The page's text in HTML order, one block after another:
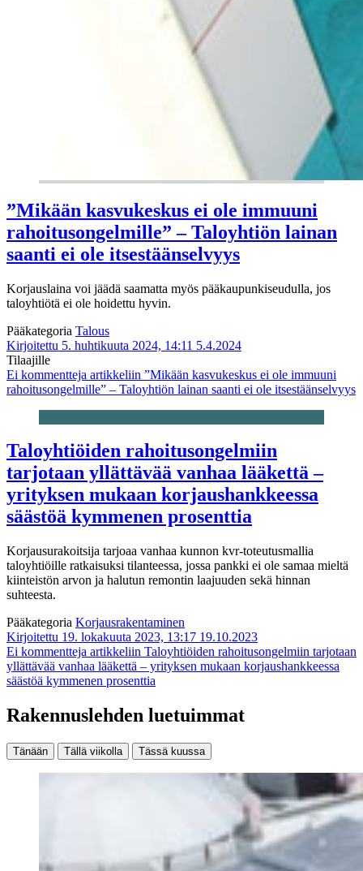
”Mikään kasvukeskus ei ole immuuni
rahoitusongelmille” – Taloyhtiön lainan
saanti ei ole itsestäänselvyys
Korjauslaina voi jäädä saamatta myös pääkaupunkiseudulla, jos
taloyhtiötä ei ole hoidettu hyvin.
Pääkategoria Talous
Kirjoitettu 5. huhtikuuta 2024, 14:11 5.4.2024
Tilaajille
Ei kommentteja artikkeliin ”Mikään kasvukeskus ei ole immuuni
rahoitusongelmille” – Taloyhtiön lainan saanti ei ole itsestäänselvyys
Taloyhtiöiden rahoitusongelmiin
tarjotaan yllättävää vanhaa lääkettä –
yrityksen mukaan korjaushankkeessa
säästöä kymmenen prosenttia
Korjausurakoitsija tarjoaa vanhaa kunnon kvr-toteutusmallia
taloyhtiöille ratkaisuksi tilanteessa, jossa pankki ei ole samaa mieltä
kiinteistön arvon ja halutun remontin laajuuden sekä hinnan
suhteesta.
Pääkategoria Korjausrakentaminen
Kirjoitettu 19. lokakuuta 2023, 13:17 19.10.2023
Ei kommentteja artikkeliin Taloyhtiöiden rahoitusongelmiin tarjotaan
yllättävää vanhaa lääkettä – yrityksen mukaan korjaushankkeessa
säästöä kymmenen prosenttia
Rakennuslehden luetuimmat
Tänään Tällä viikolla Tässä kuussa